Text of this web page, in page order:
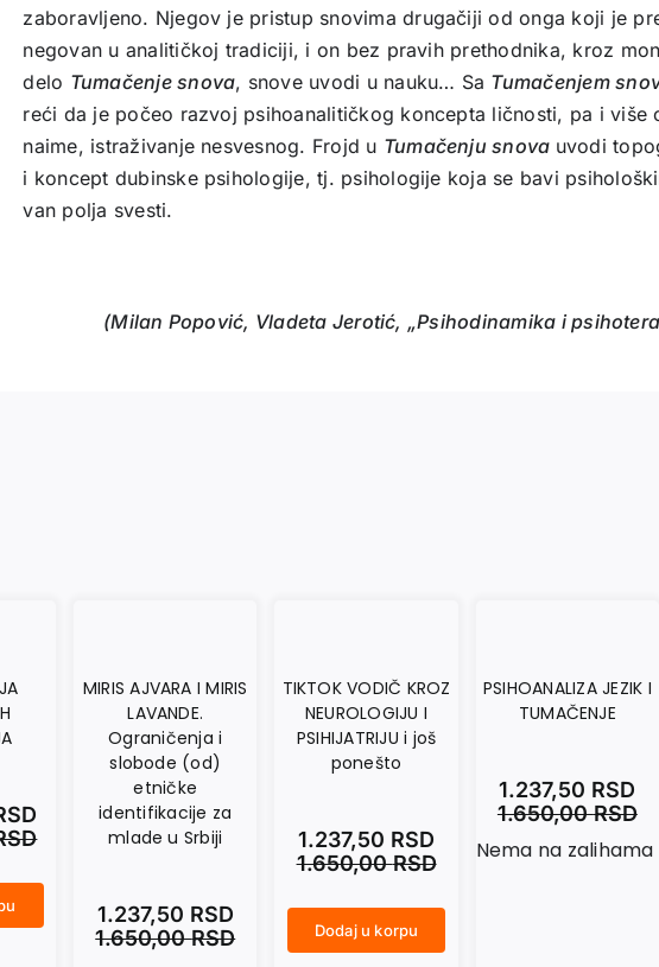
zaboravljeno. Njegov je pristup snovima drugačiji od onga koji je
negovan u analitičkoj tradiciji, i on bez pravih prethodnika, kroz
delo Tumačenje snova, snove uvodi u nauku… Sa Tumačenjem
reći da je počeo razvoj psihoanalitičkog koncepta ličnosti, pa i više
naime, istraživanje nesvesnog. Frojd u Tumačenju snova uvodi
i koncept dubinske psihologije, tj. psihologije koja se bavi
van polja svesti.
(Milan Popović, Vladeta Jerotić, „Psihodinamika i
MIRIS AJVARA I MIRIS
LAVANDE.
Ograničenja i
slobode (od)
etničke
identifikacije za
mlade u Srbiji
1.650,00RSD
1.237,50 RSD
TIKTOK VODIČ KROZ
NEUROLOGIJU I
PSIHIJATRIJU i još
ponešto
1.650,00RSD
1.237,50 RSD
Dodaj u korpu
PSIHOANALIZA JEZIK I
TUMAČENJE
1.650,00RSD
1.237,50 RSD
Nema na zalihama